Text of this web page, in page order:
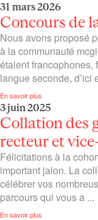
31 mars 2026
Concours de
Nous avons proposé
à la communauté
étaient francophones,
langue seconde, d’ici
En savoir plus
3 juin 2025
Collation des
recteur et
Félicitations à la
important jalon. La
célébrer vos
parcours qui vous a ...
En savoir plus